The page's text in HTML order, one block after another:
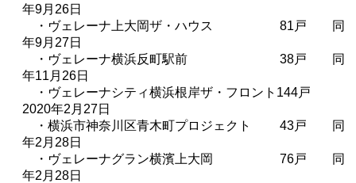
年9月 26日
・ヴェレーナ上大岡ザ・ハウス
81 戸 同
年9月 27日
・ヴェレーナ横浜反町駅前 38戸
同
年11 月 26日
・ヴェレーナシティ横浜根岸ザ・フロント 144戸
2020年2 月 27日
・横浜市神奈川区青木町プロジェクト
43戸 同
年2 月 28日
・ヴェレーナグラン横濱上大岡
76戸
同
年2 月 28日